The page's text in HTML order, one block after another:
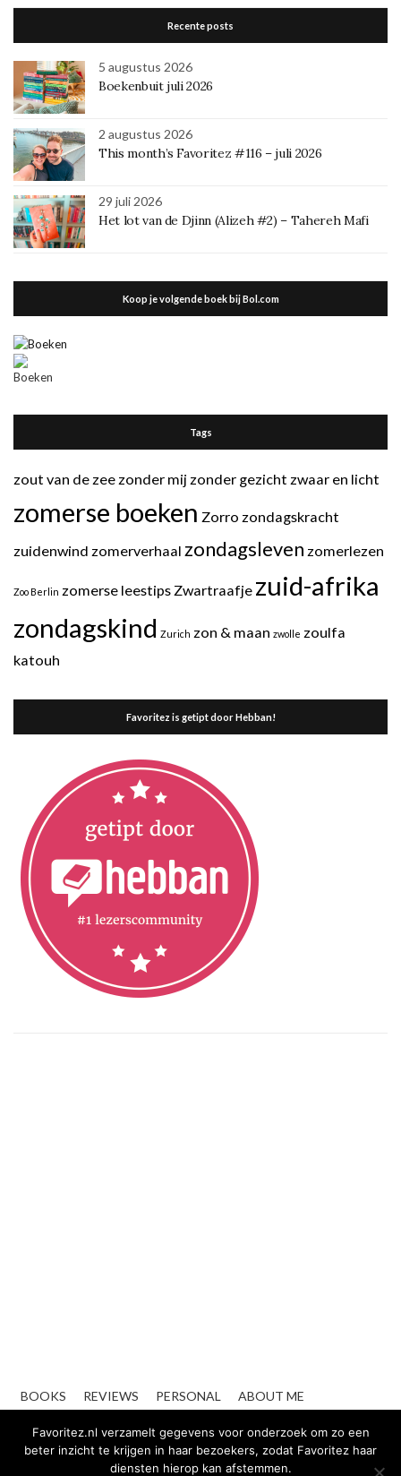
Recente posts
5 augustus 2026
Boekenbuit juli 2026
2 augustus 2026
This month’s Favoritez #116 – juli 2026
29 juli 2026
Het lot van de Djinn (Alizeh #2) – Tahereh Mafi
Koop je volgende boek bij Bol.com
Tags
zout van de zee zonder mij zonder gezicht zwaar en licht
zomerse boeken Zorro zondagskracht
zuidenwind zomerverhaal zondagsleven zomerlezen
Zoo Berlin zomerse leestips Zwartraafje zuid-afrika
zondagskind Zurich zon & maan zwolle zoulfa
katouh
Favoritez is getipt door Hebban!
BOOKS REVIEWS PERSONAL
ABOUT ME
Favoritez.nl verzamelt gegevens voor onderzoek om zo een
beter inzicht te krijgen in haar bezoekers, zodat Favoritez haar
diensten hierop kan afstemmen.